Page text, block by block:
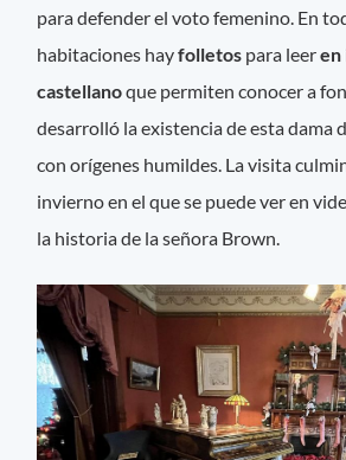
para defender el voto femenino. En
habitaciones hayfolletos para leeren
castellanoque permiten conocer a
desarrolló la existencia de esta dama
con orígenes humildes. La visita
invierno en el que se puede ver en
la historia de la señora Brown.